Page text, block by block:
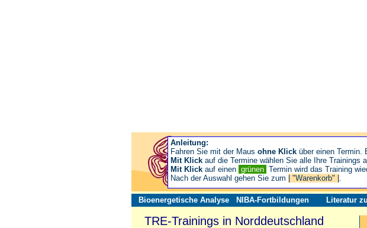
Bioenergetische Analyse NIBA-Fortbildungen Literatur
TRE-Trainings in Norddeutschland
Anleitung:
Fahren Sie mit der Maus ohne Klick über einen Termin.
Mit Klick auf die Termine wählen Sie alle Ihre Trainings
Mit Klick auf einen grünen Termin wird das Training
Nach der Auswahl gehen Sie zum
| "Warenkorb" | .